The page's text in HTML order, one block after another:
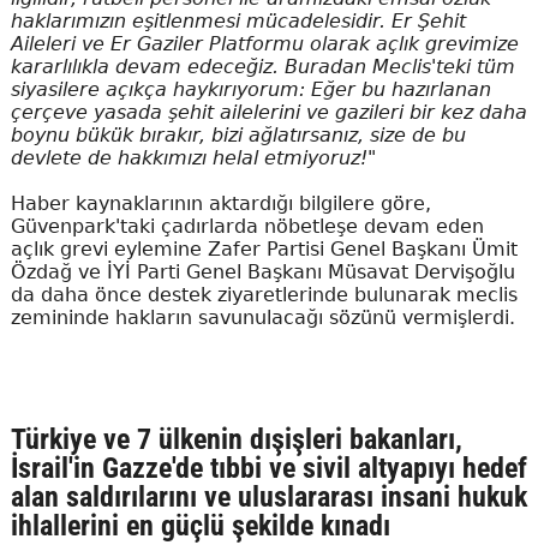
haklarımızın eşitlenmesi mücadelesidir. Er Şehit
Aileleri ve Er Gaziler Platformu olarak açlık grevimize
kararlılıkla devam edeceğiz. Buradan Meclis'teki tüm
siyasilere açıkça haykırıyorum: Eğer bu hazırlanan
çerçeve yasada şehit ailelerini ve gazileri bir kez daha
boynu bükük bırakır, bizi ağlatırsanız, size de bu
devlete de hakkımızı helal etmiyoruz!"
Haber kaynaklarının aktardığı bilgilere göre,
Güvenpark'taki çadırlarda nöbetleşe devam eden
açlık grevi eylemine Zafer Partisi Genel Başkanı Ümit
Özdağ ve İYİ Parti Genel Başkanı Müsavat Dervişoğlu
da daha önce destek ziyaretlerinde bulunarak meclis
zemininde hakların savunulacağı sözünü vermişlerdi.
Türkiye ve 7 ülkenin dışişleri bakanları,
İsrail'in Gazze'de tıbbi ve sivil altyapıyı hedef
alan saldırılarını ve uluslararası insani hukuk
ihlallerini en güçlü şekilde kınadı